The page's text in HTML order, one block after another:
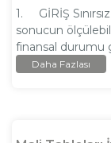
1. GİRİŞ
sonucun
finansal durumu
Daha Fazlası